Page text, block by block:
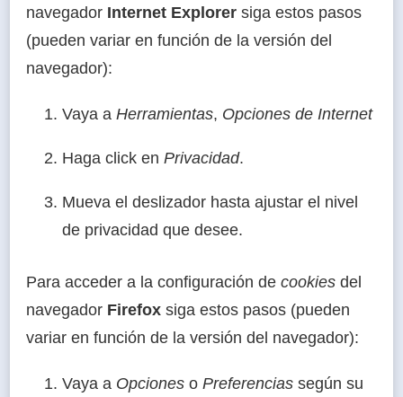
navegador Internet Explorer siga estos pasos
(pueden variar en función de la versión del
navegador):
Vaya a Herramientas, Opciones de Internet
Haga click en Privacidad.
Mueva el deslizador hasta ajustar el nivel
de privacidad que desee.
Para acceder a la configuración de cookies del
navegador Firefox siga estos pasos (pueden
variar en función de la versión del navegador):
Vaya a Opciones o Preferencias según su